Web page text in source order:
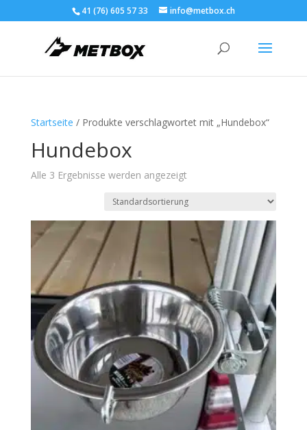
41 (76) 605 57 33 info@metbox.ch
Startseite / Produkte verschlagwortet mit „Hundebox“
Hundebox
Alle 3 Ergebnisse werden angezeigt